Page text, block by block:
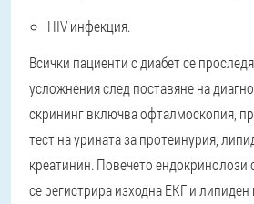
HIV инфекция.
Всички пациенти с диабет се
усложнения след поставяне на
скрининг включва офталмоскопия,
тест на урината за протеинурия,
креатинин. Повечето ендокринолози
се регистрира изходна ЕКГ и